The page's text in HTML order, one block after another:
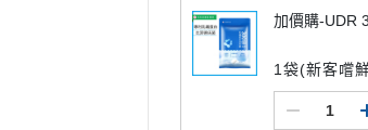
加價購-UDR
1袋(新客嚐